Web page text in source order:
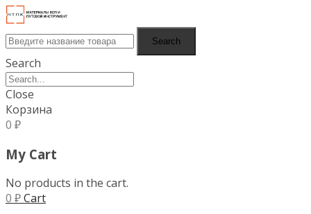
Search
Search
Close
Корзина
0 ₽
My Cart
No products in the cart.
0 ₽Cart